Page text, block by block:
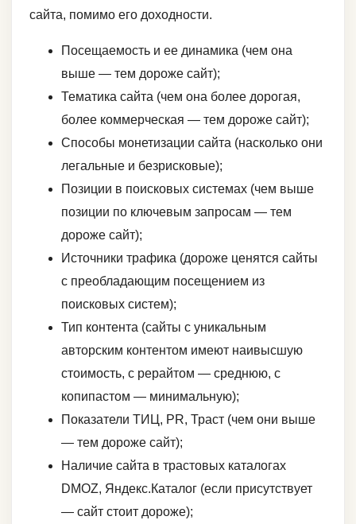
сайта, помимо его доходности.
Посещаемость и ее динамика (чем она
выше — тем дороже сайт);
Тематика сайта (чем она более дорогая,
более коммерческая — тем дороже сайт);
Способы монетизации сайта (насколько они
легальные и безрисковые);
Позиции в поисковых системах (чем выше
позиции по ключевым запросам — тем
дороже сайт);
Источники трафика (дороже ценятся сайты
с преобладающим посещением из
поисковых систем);
Тип контента (сайты с уникальным
авторским контентом имеют наивысшую
стоимость, с рерайтом — среднюю, с
копипастом — минимальную);
Показатели ТИЦ, PR, Траст (чем они выше
— тем дороже сайт);
Наличие сайта в трастовых каталогах
DMOZ, Яндекс.Каталог (если присутствует
— сайт стоит дороже);